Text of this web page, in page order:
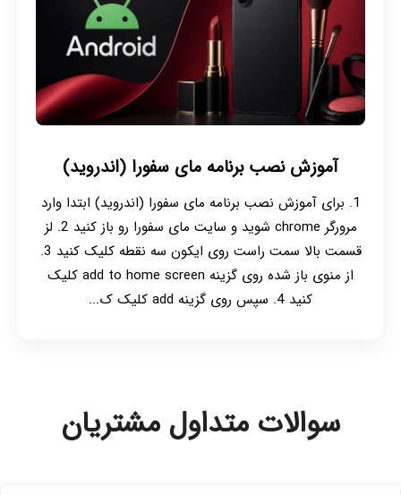
آموزش نصب برنامه مای سفورا (اندروید)
1. برای آموزش نصب برنامه مای سفورا (اندروید) ابتدا وارد
مرورگر chrome شوید و سایت مای سفورا رو باز کنید 2. لز
قسمت بالا سمت راست روی ایکون سه نقطه کلیک کنید 3.
از منوی باز شده روی گزینه add to home screen کلیک
کنید 4. سپس روی گزینه add کلیک ک...
سوالات متداول مشتریان